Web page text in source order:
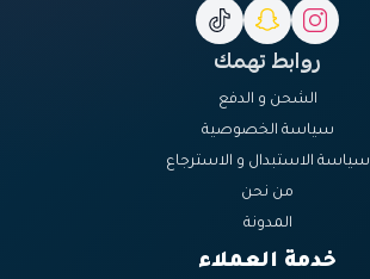
روابط تهمك
الشحن و الدفع
سياسة الخصوصية
سياسة الاستبدال و الاسترجاع
من نحن
المدونة
خدمة العملاء